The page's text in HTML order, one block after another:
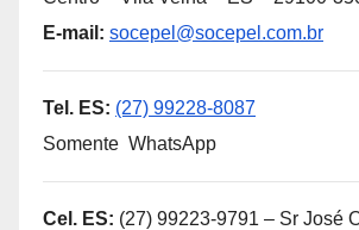
E-mail: socepel@socepel.com.br
Tel. ES: (27) 99228-8087
Somente WhatsApp
Cel. ES: (27) 99223-9791 – Sr José